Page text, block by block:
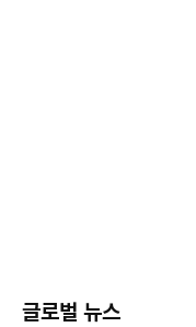
글로벌 뉴스